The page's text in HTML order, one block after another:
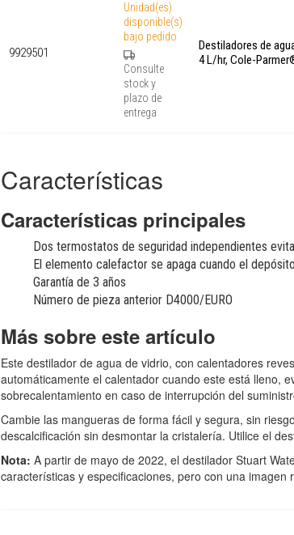
9929501
Unidad(es)
disponible(s)
bajo pedido
Consulte
stock y
plazo de
entrega
Destiladores de
4 L/hr, Cole-
Características
Características principales
Dos termostatos de seguridad independientes
El elemento calefactor se apaga cuando el
Garantía de 3 años
Número de pieza anterior D4000/EURO
Más sobre este artículo
Este destilador de agua de vidrio, con calentadores
automáticamente el calentador cuando este está lleno,
sobrecalentamiento en caso de interrupción del
Cambie las mangueras de forma fácil y segura, sin
descalcificación sin desmontar la cristalería. Utilice el
Nota: A partir de mayo de 2022, el destilador Stuart
características y especificaciones, pero con una imagen